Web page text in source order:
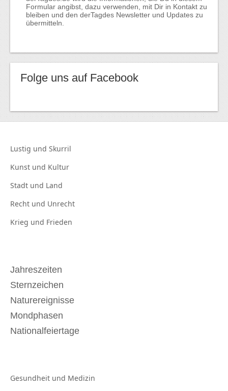
Formular angibst, dazu verwenden, mit Dir in Kontakt zu
bleiben und den derTagdes Newsletter und Updates zu
übermitteln.
Folge uns auf Facebook
Lustig und Skurril
Kunst und Kultur
Stadt und Land
Recht und Unrecht
Krieg und Frieden
Jahreszeiten
Sternzeichen
Naturereignisse
Mondphasen
Nationalfeiertage
Gesundheit und Medizin